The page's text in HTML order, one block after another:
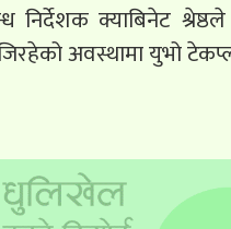
निर्देशक क्याबिनेट
अवस्थामा युभो